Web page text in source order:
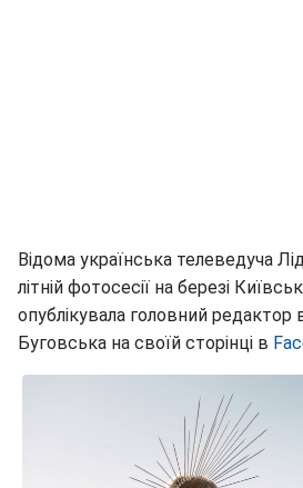
Відома українська телеведуча
літній фотосесії на березі
опублікувала головний редактор
Буговська на своїй сторінці в